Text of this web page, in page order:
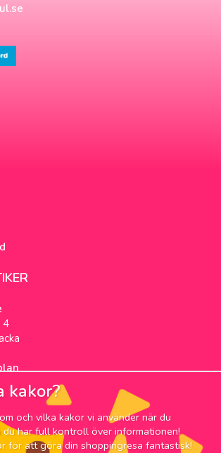
4
kakor?
och vilka kakor vi använder när du
du har full kontroll över informationen!
för att göra din shoppingresa fantastisk!